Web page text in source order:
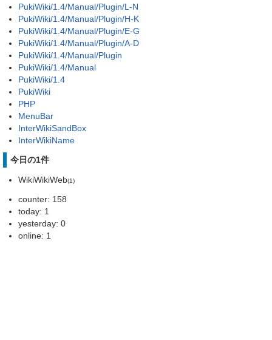
PukiWiki/1.4/Manual/Plugin/L-N
PukiWiki/1.4/Manual/Plugin/H-K
PukiWiki/1.4/Manual/Plugin/E-G
PukiWiki/1.4/Manual/Plugin/A-D
PukiWiki/1.4/Manual/Plugin
PukiWiki/1.4/Manual
PukiWiki/1.4
PukiWiki
PHP
MenuBar
InterWikiSandBox
InterWikiName
今日の1件
WikiWikiWeb(1)
counter: 158
today: 1
yesterday: 0
online: 1